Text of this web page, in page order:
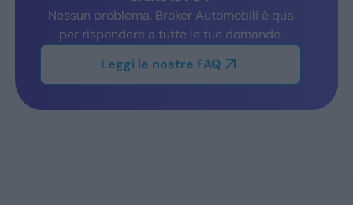
Nessun problema, Broker Automobili è qua
per rispondere a tutte le tue domande.
Leggi le nostre FAQ